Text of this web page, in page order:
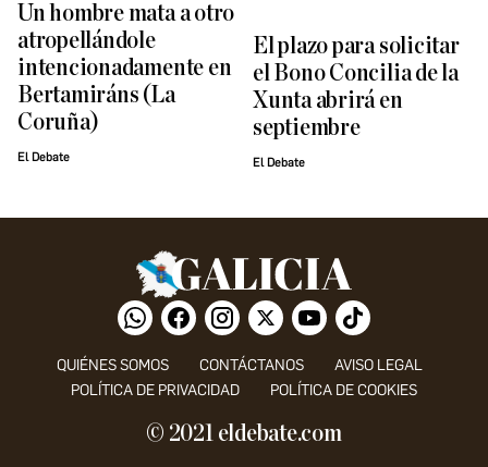
Un hombre mata a otro
atropellándole
intencionadamente en
Bertamiráns (La
Coruña)
El Debate
El plazo para solicitar
el Bono Concilia de la
Xunta abrirá en
septiembre
El Debate
QUIÉNES SOMOS CONTÁCTANOS
AVISO LEGAL
POLÍTICA DE PRIVACIDAD
POLÍTICA DE COOKIES
© 2021 eldebate.com